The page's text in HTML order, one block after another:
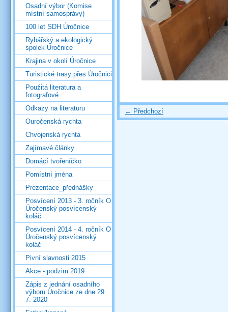
← Předchozí
Osadní výbor (Komise
místní samosprávy)
100 let SDH Úročnice
Rybářský a ekologický
spolek Úročnice
Krajina v okolí Úročnice
Turistické trasy přes Úročnici
Použitá literatura a
fotografové
Odkazy na literaturu
Ouročenská rychta
Chvojenská rychta
Zajímavé články
Domácí tvořeníčko
Pomístní jména
Prezentace_přednášky
Posvícení 2013 - 3. ročník O
Úročenský posvícenský
koláč
Posvícení 2014 - 4. ročník O
Úročenský posvícenský
koláč
Pivní slavnosti 2015
Akce - podzim 2019
Zápis z jednání osadního
výboru Úročnice ze dne 29.
7. 2020